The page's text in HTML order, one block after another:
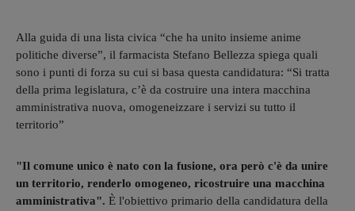
Alla guida di una lista civica “che ha unito insieme anime
politiche diverse”, il farmacista Stefano Bellezza spiega quali
sono i punti di forza su cui si basa questa candidatura: “Si tratta
della prima legislatura, c’è da costruire una intera macchina
amministrativa nuova, omogeneizzare i servizi su tutto il
territorio”
"Il comune unico è nato con la fusione, ora però c'è da unire
un territorio, renderlo omogeneo, ricostruire una macchina
amministrativa". È l'obiettivo primario della candidatura della